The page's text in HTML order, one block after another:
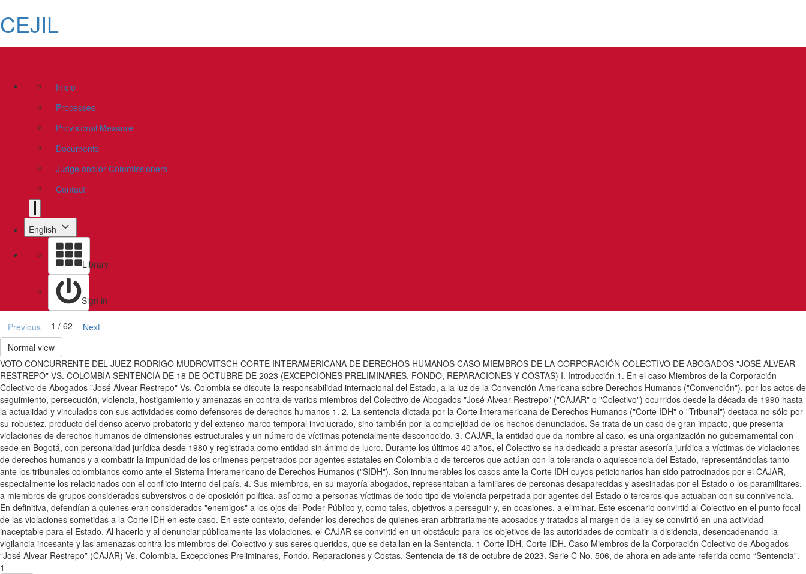
CEJIL
Inicio
Processes
Provisional Measure
Documents
Judge and/or Commissioners
Contact
English
Library
Sign in
Previous 1 / 62
Next
Normal view
VOTO CONCURRENTE DEL JUEZ RODRIGO MUDROVITSCH CORTE INTERAMERICANA DE DERECHOS HUMANOS CASO MIEMBROS DE LA CORPORACIÓN COLECTIVO DE ABOGADOS "JOSÉ ALVEAR
RESTREPO" VS. COLOMBIA SENTENCIA DE 18 DE OCTUBRE DE 2023 (EXCEPCIONES PRELIMINARES, FONDO, REPARACIONES Y COSTAS) I. Introducción 1. En el caso Miembros de la Corporación
Colectivo de Abogados "José Alvear Restrepo" Vs. Colombia se discute la responsabilidad internacional del Estado, a la luz de la Convención Americana sobre Derechos Humanos ("Convención"), por los actos de
seguimiento, persecución, violencia, hostigamiento y amenazas en contra de varios miembros del Colectivo de Abogados "José Alvear Restrepo" ("CAJAR" o "Colectivo") ocurridos desde la década de 1990 hasta
la actualidad y vinculados con sus actividades como defensores de derechos humanos 1. 2. La sentencia dictada por la Corte Interamericana de Derechos Humanos ("Corte IDH" o "Tribunal") destaca no sólo por
su robustez, producto del denso acervo probatorio y del extenso marco temporal involucrado, sino también por la complejidad de los hechos denunciados. Se trata de un caso de gran impacto, que presenta
violaciones de derechos humanos de dimensiones estructurales y un número de víctimas potencialmente desconocido. 3. CAJAR, la entidad que da nombre al caso, es una organización no gubernamental con
sede en Bogotá, con personalidad jurídica desde 1980 y registrada como entidad sin ánimo de lucro. Durante los últimos 40 años, el Colectivo se ha dedicado a prestar asesoría jurídica a víctimas de violaciones
de derechos humanos y a combatir la impunidad de los crímenes perpetrados por agentes estatales en Colombia o de terceros que actúan con la tolerancia o aquiescencia del Estado, representándolas tanto
ante los tribunales colombianos como ante el Sistema Interamericano de Derechos Humanos ("SIDH"). Son innumerables los casos ante la Corte IDH cuyos peticionarios han sido patrocinados por el CAJAR,
especialmente los relacionados con el conflicto interno del país. 4. Sus miembros, en su mayoría abogados, representaban a familiares de personas desaparecidas y asesinadas por el Estado o los paramilitares,
a miembros de grupos considerados subversivos o de oposición política, así como a personas víctimas de todo tipo de violencia perpetrada por agentes del Estado o terceros que actuaban con su connivencia.
En definitiva, defendían a quienes eran considerados "enemigos" a los ojos del Poder Público y, como tales, objetivos a perseguir y, en ocasiones, a eliminar. Este escenario convirtió al Colectivo en el punto focal
de las violaciones sometidas a la Corte IDH en este caso. En este contexto, defender los derechos de quienes eran arbitrariamente acosados y tratados al margen de la ley se convirtió en una actividad
inaceptable para el Estado. Al hacerlo y al denunciar públicamente las violaciones, el CAJAR se convirtió en un obstáculo para los objetivos de las autoridades de combatir la disidencia, desencadenando la
vigilancia incesante y las amenazas contra los miembros del Colectivo y sus seres queridos, que se detallan en la Sentencia. 1 Corte IDH. Corte IDH. Caso Miembros de la Corporación Colectivo de Abogados
“José Alvear Restrepo” (CAJAR) Vs. Colombia. Excepciones Preliminares, Fondo, Reparaciones y Costas. Sentencia de 18 de octubre de 2023. Serie C No. 506, de ahora en adelante referida como “Sentencia”.
1